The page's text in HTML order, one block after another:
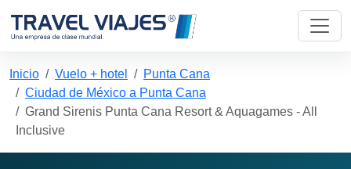
Inicio Vuelo + hotel
Punta Cana
Ciudad de México a Punta Cana
Grand Sirenis Punta Cana Resort & Aquagames - All
Inclusive